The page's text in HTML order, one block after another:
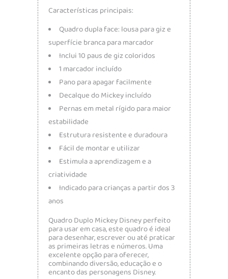
Características principais:
Quadro dupla face: lousa para giz e
superfície branca para marcador
Inclui 10 paus de giz coloridos
1 marcador incluído
Pano para apagar facilmente
Decalque do Mickey incluído
Pernas em metal rígido para maior
estabilidade
Estrutura resistente e duradoura
Fácil de montar e utilizar
Estimula a aprendizagem e a
criatividade
Indicado para crianças a partir dos 3
anos
Quadro Duplo Mickey Disney perfeito
para usar em casa, este quadro é ideal
para desenhar, escrever ou até praticar
as primeiras letras e números. Uma
excelente opção para oferecer,
combinando diversão, educação e o
encanto das personagens Disney.